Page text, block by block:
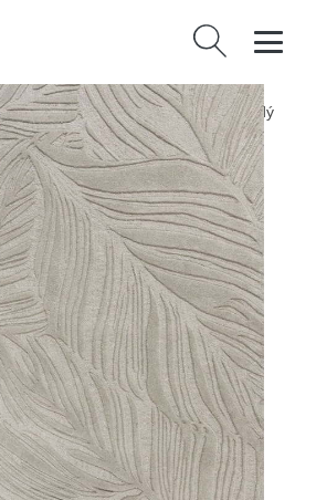
Vyhledávání
> Koberce a rohožky > Koberce/Šedý
Leaf, 120 x 170 cm